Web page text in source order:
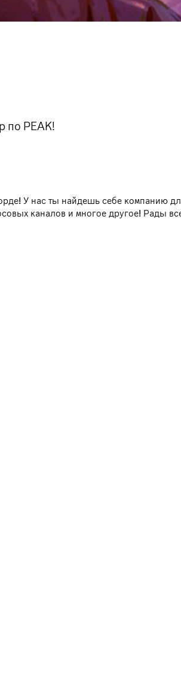
по PEAK!
У нас ты найдешь себе компанию
каналов и многое другое! Рады